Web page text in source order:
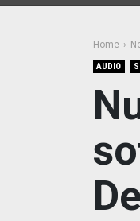
Home
AUDIO